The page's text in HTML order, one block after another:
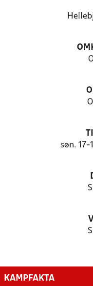
søn. 17-
KAMPFAKTA